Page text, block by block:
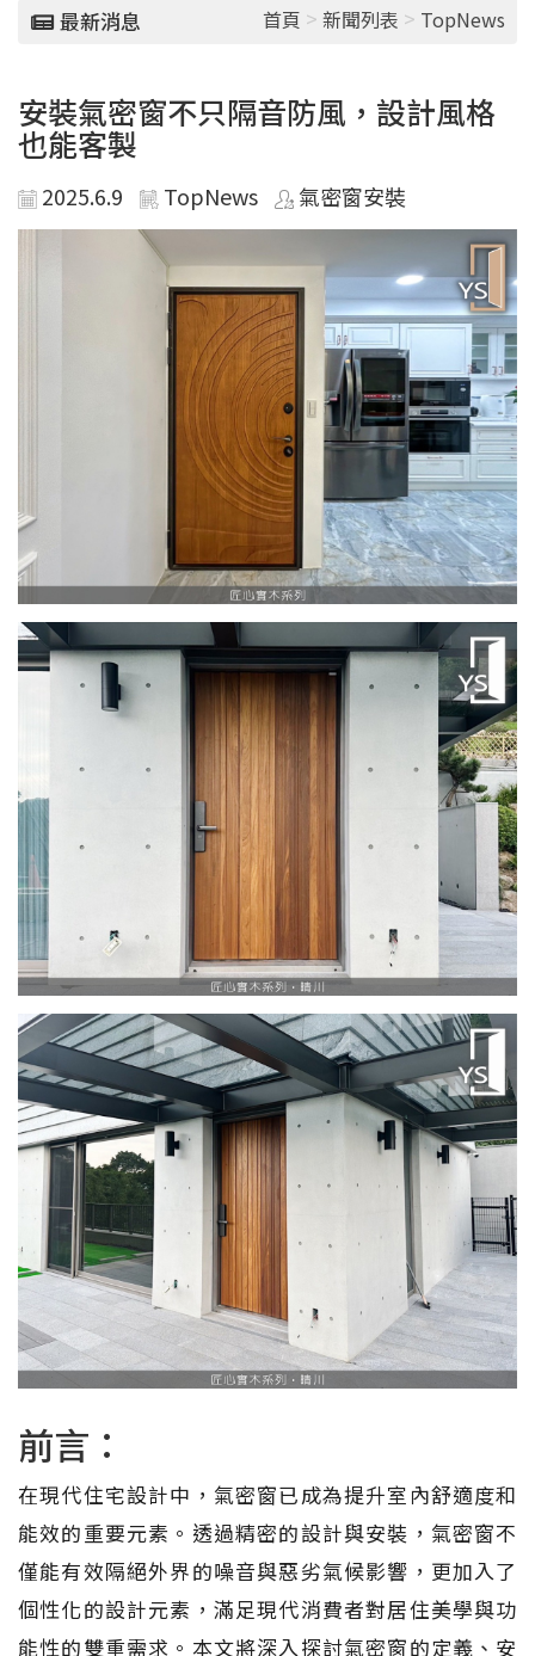
最新消息 首頁 > 新聞列表 > TopNews
安裝氣密窗不只隔音防風，設計風格
也能客製
2025.6.9 TopNews 氣密窗安裝
前言：
在現代住宅設計中，氣密窗已成為提升室內舒適度和
能效的重要元素。透過精密的設計與安裝，氣密窗不
僅能有效隔絕外界的噪音與惡劣氣候影響，更加入了
個性化的設計元素，滿足現代消費者對居住美學與功
能性的雙重需求。本文將深入探討氣密窗的定義、安